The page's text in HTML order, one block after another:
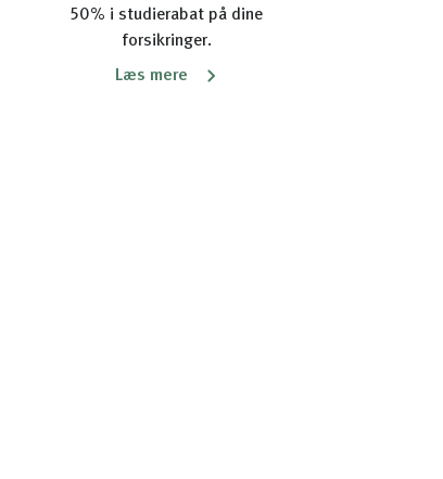
50% i studierabat på dine
forsikringer.
Læs mere